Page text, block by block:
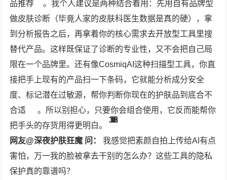
3
2
1
5
4
7
13
品推荐
7
。我个人建议是两种结合着用：先用自有品牌型
做皮肤诊断（毕竟人家的皮肤科医生数据是真的硬），拿
到分析报告之后，再拿着你的核心需求去开放型工具里搜
替代产品。这样既保证了诊断的专业性，又不会把自己局
限在一个品牌里。还有像CosmiqAI这种扫描型工具，你直
接把手上现有的产品扫一下条码，它就能分析成分安全
度、标记潜在过敏源，帮你判断你现在的护肤品到底合不
合适
35
。所以别担心，只要你会组合使用，它反而能帮你
把手头的存货用得更明白。
网友@深夜护肤狂魔 问：
我感觉把素颜自拍上传给AI有点
害怕，万一我的脸被拿去干别的怎么办？这些工具的隐私
保护真的靠谱吗？
13
13
12
8
9